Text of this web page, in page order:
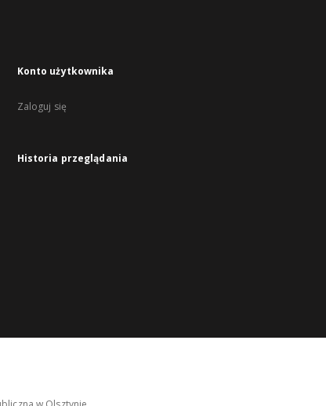
Konto użytkownika
Zaloguj się
Historia przeglądania